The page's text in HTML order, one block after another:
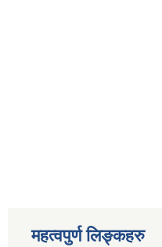
महत्वपुर्ण लिङ्कहरु